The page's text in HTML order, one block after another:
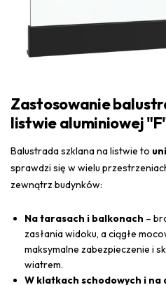
Zastosowanie
listwie aluminiowej
Balustrada szklana na listwie to
sprawdzi się w wielu
zewnątrz budynków:
Na tarasach i balkonach –
zasłania widoku, a ciągłe
maksymalne zabezpieczenie i
wiatrem.
W klatkach schodowych i